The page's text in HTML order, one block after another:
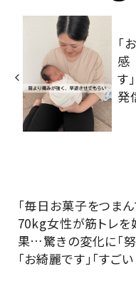
「
感
す
発
「毎日お菓子をつまん
70kg女性が筋トレを
果…驚きの変化に「努
「お綺麗です」「すごい